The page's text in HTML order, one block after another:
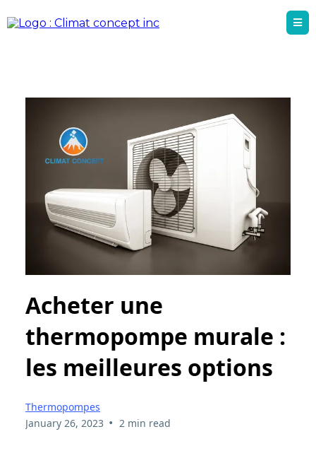
Acheter une
thermopompe murale :
les meilleures options
Thermopompes
January 26, 2023 • 2 min read